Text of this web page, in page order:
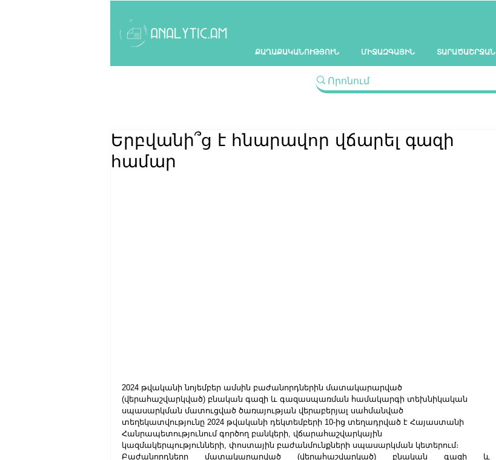
ՔԱՂԱՔԱԿԱՆՈՒԹՅՈՒՆ ՄԻՋԱԶԳԱՅԻՆ ՏԱՐԱԾԱՇՐՋԱՆ
Երբվանի՞ց է հնարավոր վճարել գազի
համար
2024 թվականի նոյեմբեր ամսին բաժանորդներին մատակարարված
(վերահաշվարկված) բնական գազի և գազասպառման համակարգի տեխնիկական
սպասարկման մատուցված ծառայության վերաբերյալ սահմանված
տեղեկատվությունը 2024 թվականի դեկտեմբերի 10-ից տեղադրված է Հայաստանի
Հանրապետությունում գործող բանկերի, վճարահաշվարկային
կազմակերպությունների, փոստային բաժանմունքների սպասարկման կետերում։
Բաժանորդները մատակարարված (վերահաշվարկած) բնական գազի և